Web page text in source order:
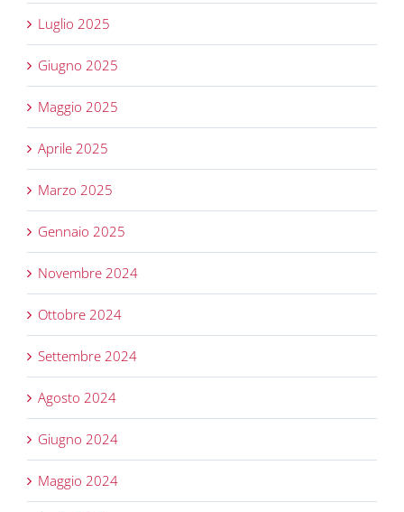
Luglio 2025
Giugno 2025
Maggio 2025
Aprile 2025
Marzo 2025
Gennaio 2025
Novembre 2024
Ottobre 2024
Settembre 2024
Agosto 2024
Giugno 2024
Maggio 2024